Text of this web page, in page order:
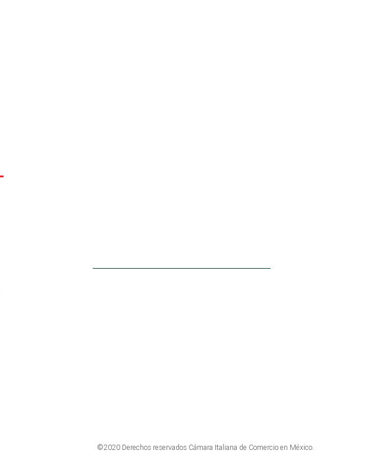
©2020 Derechos reservados Cámara Italiana de Comercio en México.